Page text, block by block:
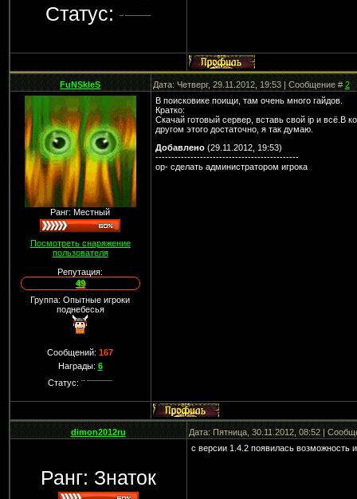
Статус:
FuNSkIeS Дата: Четверг, 29.11.2012, 19:53 | Сообщение #2
Ранг: Местный
Посмотреть снаряжение
пользователя
Репутация:
49
Группа: Опытные игроки
поднебесья
Сообщений:167
Награды: 6
Статус:
В поисковике поищи, там очень много гайдов.
Краткo:
Скачай готовый сервер, вставь свой ip и всё.В
другом этого достаточно, я так думаю.
Добавлено(29.11.2012, 19:53)
---------------------------------------------
op- сделать администратором игрока
dimon2012ru Дата: Пятница, 30.11.2012, 08:52 |
Ранг: Знаток
с версии 1.4.2 появилась возможность